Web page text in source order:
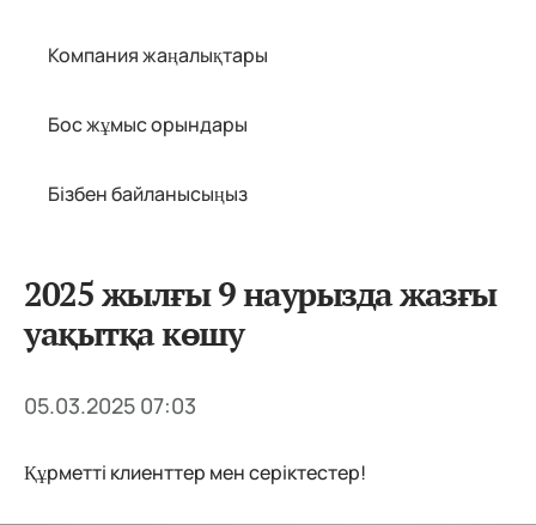
Компания жаңалықтары
Бос жұмыс орындары
Бізбен байланысыңыз
2025 жылғы 9 наурызда жазғы
уақытқа көшу
05.03.2025 07:03
Құрметті клиенттер мен серіктестер!